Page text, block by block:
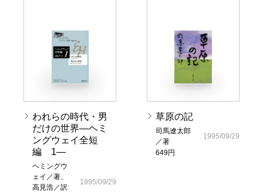
われらの時代・男
だけの世界―ヘミ
ングウェイ全短
編 1―
ヘミングウ
ェイ／著、
高見浩／訳
1995/09/29
草原の記
司馬遼太郎
／著
649円
1995/09/29